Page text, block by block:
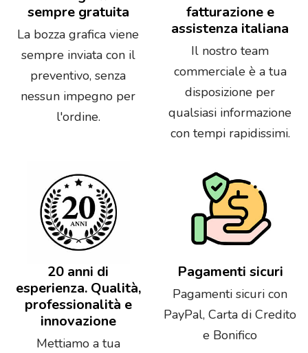
sempre gratuita
La bozza grafica viene
sempre inviata con il
preventivo, senza
nessun impegno per
l'ordine.
fatturazione e
assistenza italiana
Il nostro team
commerciale è a tua
disposizione per
qualsiasi informazione
con tempi rapidissimi.
20 anni di
esperienza. Qualità,
professionalità e
innovazione
Mettiamo a tua
Pagamenti sicuri
Pagamenti sicuri con
PayPal, Carta di Credito
e Bonifico